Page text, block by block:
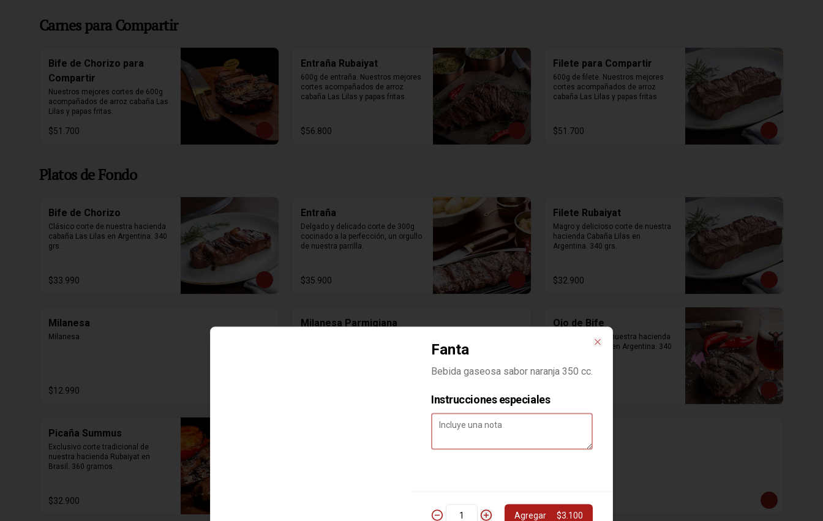
Carnes para Compartir
Bife de Chorizo para
Compartir
Nuestros mejores cortes de 600g
acompañados de arroz cabaña Las
Lilas y papas fritas.
$51.700
Entraña Rubaiyat
600g de entraña. Nuestros mejores
cortes acompañados de arroz
cabaña Las Lilas y papas fritas.
$56.800
Filete para Compartir
600g de filete. Nuestros mejores
cortes acompañados de arroz
cabaña Las Lilas y papas fritas.
$51.700
Platos de Fondo
Bife de Chorizo
Clásico corte de nuestra hacienda
cabaña Las Lilas en Argentina. 340
grs.
$33.990
Entraña
Delgado y delicado corte de 300g
cocinado a la perfección, un orgullo
de nuestra parrilla.
$35.900
Filete Rubaiyat
Magro y delicioso corte de nuestra
hacienda Cabaña Lilas en
Argentina. 340 grs.
$32.900
Milanesa
Milanesa
$12.990
Milanesa Parmigiana Ojo de Bife
Clásico corte de nuestra hacienda
cabaña Las Lilas en Argentina. 340
Picaña Summus
Exclusivo corte tradicional de
nuestra hacienda Rubaiyat en
Brasil. 360 gramos.
$32.900
Strogonoff
Fanta
Bebida gaseosa sabor naranja 350 cc.
Instrucciones especiales
Agregar $3.100